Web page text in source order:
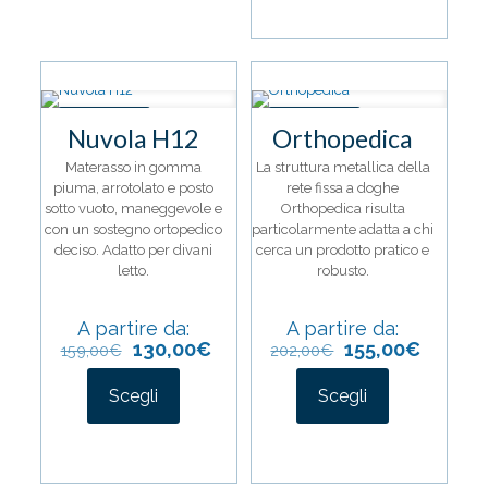
essere
scelte
nella
del
prodotto
più
varianti.
opzioni
essere
scelte
nella
pagina
del
prodotto
Nuvola H12
Materasso in gomma
piuma, arrotolato e posto
sotto vuoto, maneggevole e
con un sostegno ortopedico
deciso. Adatto per divani
letto.
A partire da:
159,00€ 130,00€
Scegli
Questo
più
Orthopedica
La struttura metallica della
rete fissa a doghe
Orthopedica risulta
particolarmente adatta a chi
cerca un prodotto pratico e
robusto.
A partire da:
202,00€ 155,00€
Scegli
Questo
più